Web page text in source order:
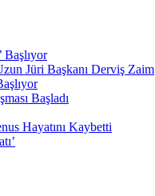
Başlıyor
Jüri Başkanı Derviş Zaim
Başladı
Hayatını Kaybetti